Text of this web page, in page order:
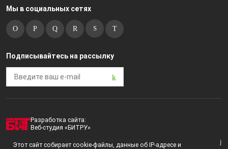
Мы в социальных сетях
Подписывайтесь на рассылку
Разработка сайта:
Веб-студия «БИТРУ»
2023 © i-market |
Пользовательское соглашение
Этот сайт собирает cookie-файлы, данные об IP-адресе и